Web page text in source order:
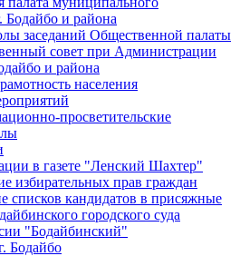
Бодайбо и района
заседаний Общественной палаты
совет при Администрации
и района
населения
просветительские
в газете "Ленский Шахтер"
избирательных прав граждан
списков кандидатов в присяжные
городского суда
"Бодайбинский"
Бодайбо